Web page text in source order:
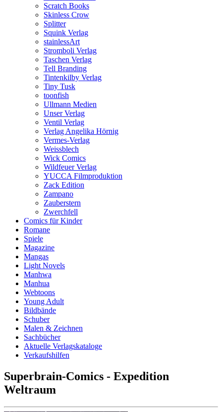
Scratch Books
Skinless Crow
Splitter
Squink Verlag
stainlessArt
Stromboli Verlag
Taschen Verlag
Tell Branding
Tintenkilby Verlag
Tiny Tusk
toonfish
Ullmann Medien
Unser Verlag
Ventil Verlag
Verlag Angelika Hörnig
Vermes-Verlag
Weissblech
Wick Comics
Wildfeuer Verlag
YUCCA Filmproduktion
Zack Edition
Zampano
Zauberstern
Zwerchfell
Comics für Kinder
Romane
Spiele
Magazine
Mangas
Light Novels
Manhwa
Manhua
Webtoons
Young Adult
Bildbände
Schuber
Malen & Zeichnen
Sachbücher
Aktuelle Verlagskataloge
Verkaufshilfen
Superbrain-Comics - Expedition
Weltraum